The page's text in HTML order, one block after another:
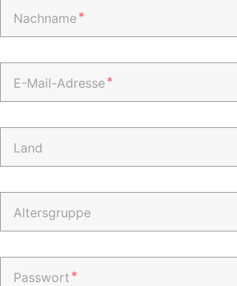
Nachname*
E-Mail-Adresse*
Land
Altersgruppe
Passwort *